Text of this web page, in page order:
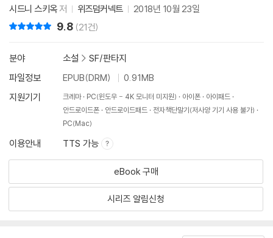
시드니 스키옥저 위즈덤커넥트 2018년 10월 23일
9.8 (21건)
분야 소설 > SF/판타지
파일정보
EPUB(DRM)
0.91MB
지원기기
크레마 PC(윈도우 - 4K 모니터 미지원) 아이폰
아이패드
안드로이드폰
안드로이드패드
전자책단말기(저사양 기기 사용 불가)
PC(Mac)
이용안내 TTS 가능
eBook 구매
시리즈 알림신청